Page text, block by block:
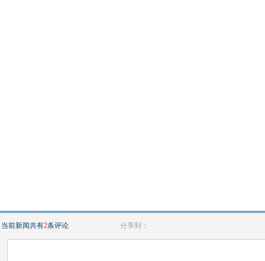
当前新闻共有2条评论 分享到：